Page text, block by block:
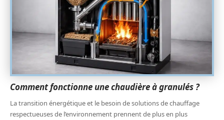
Comment fonctionne une chaudière à granulés ?
La transition énergétique et le besoin de solutions de chauffage
respectueuses de l’environnement prennent de plus en plus